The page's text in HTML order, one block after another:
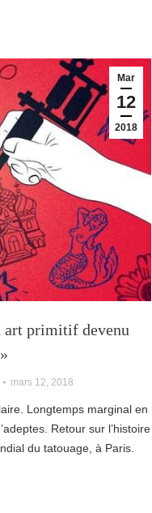
Mar
12
2018
art primitif devenu
mars 12, 2018
Longtemps marginal en
Retour sur l’histoire
du tatouage, à Paris.